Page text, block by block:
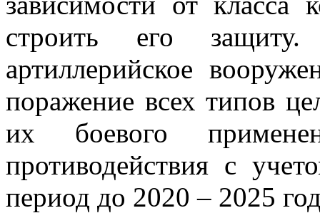
строить его защиту.
артиллерийское
поражение всех типов
их боевого
противодействия с
период до 2020 – 2025